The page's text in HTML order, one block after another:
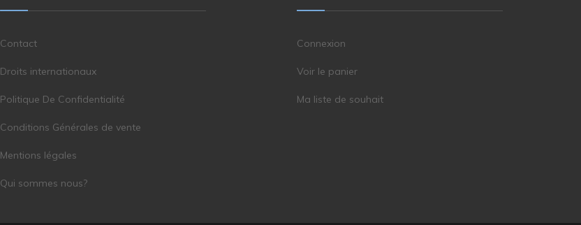
Contact
Droits internationaux
Politique De Confidentialité
Conditions Générales de vente
Mentions légales
Qui sommes nous?
Connexion
Voir le panier
Ma liste de souhait